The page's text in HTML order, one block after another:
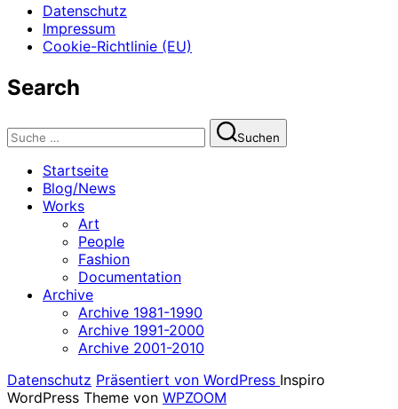
Datenschutz
Impressum
Cookie-Richtlinie (EU)
Search
Suchen
nach:
Suchen
Startseite
Blog/News
Works
Art
People
Fashion
Documentation
Archive
Archive 1981-1990
Archive 1991-2000
Archive 2001-2010
Datenschutz Präsentiert von WordPress Inspiro
WordPress Theme von WPZOOM